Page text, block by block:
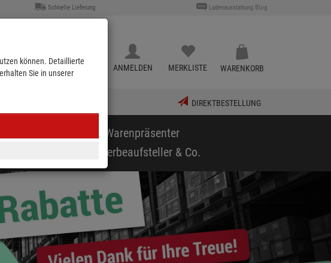
Schnelle Lieferung Ladenausstattung Blog
ANMELDEN MERKLISTE WARENKORB
DIREKTBESTELLUNG
Schaufensterpuppen & Warenpräsenter
Werbeaufsteller & Co.
können. Detaillierte
Sie in unserer